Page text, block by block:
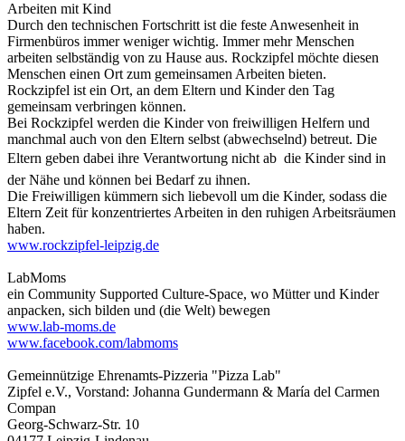
Arbeiten mit Kind
Durch den technischen Fortschritt ist die feste Anwesenheit in
Firmenbüros immer weniger wichtig. Immer mehr Menschen
arbeiten selbständig von zu Hause aus. Rockzipfel möchte diesen
Menschen einen Ort zum gemeinsamen Arbeiten bieten.
Rockzipfel ist ein Ort, an dem Eltern und Kinder den Tag
gemeinsam verbringen können.
Bei Rockzipfel werden die Kinder von freiwilligen Helfern und
manchmal auch von den Eltern selbst (abwechselnd) betreut. Die
Eltern geben dabei ihre Verantwortung nicht ab  die Kinder sind in
der Nähe und können bei Bedarf zu ihnen.
Die Freiwilligen kümmern sich liebevoll um die Kinder, sodass die
Eltern Zeit für konzentriertes Arbeiten in den ruhigen Arbeitsräumen
haben.
www.rockzipfel-leipzig.de
LabMoms
ein Community Supported Culture-Space, wo Mütter und Kinder
anpacken, sich bilden und (die Welt) bewegen
www.lab-moms.de
www.facebook.com/labmoms
Gemeinnützige Ehrenamts-Pizzeria "Pizza Lab"
Zipfel e.V., Vorstand: Johanna Gundermann & María del Carmen
Compan
Georg-Schwarz-Str. 10